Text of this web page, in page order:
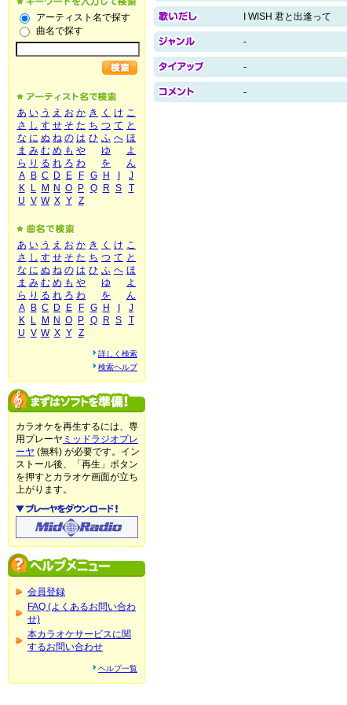
アーティスト名で探す
曲名で探す
あ い う え お か き く け こ
さ し す せ そ た ち つ て と
な に ぬ ね の は ひ ふ へ ほ
ま み む め も や ゆ
よ
ら り る れ ろ わ を
ん
A
B C D E F G H
J
K
L M N O P Q R S
T
U V W X Y Z
あ い う え お か き く け こ
さ し す せ そ た ち つ て と
な に ぬ ね の は ひ ふ へ ほ
ま み む め も や ゆ
よ
ら り る れ ろ わ を
ん
A
B C D E F G H
J
K
L M N O P Q R S
T
U V W X Y Z
詳しく検索
検索ヘルプ
カラオケを再生するには、専
用プレーヤ ミッドラジオプレ
ーヤ (無料) が必要です。イン
ストール後、「再生」ボタン
を押すとカラオケ画面が立ち
上がります。
会員登録
FAQ (よくあるお問い合わ
せ)
本カラオケサービスに関
するお問い合わせ
ヘルプ一覧
I WISH 君と出逢って
-
-
-